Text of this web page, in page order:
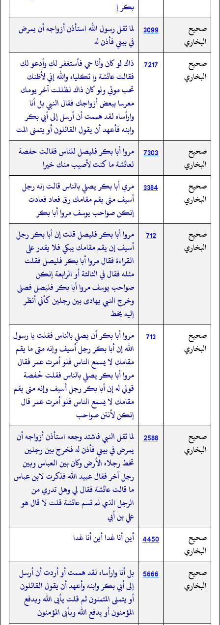
بكر إ
صحيح
البخاري
3099 لما ثقل رسول الله استأذن أزواجه أن يمرض
في بيتي فأذن له
صحيح
البخاري
7217
ذاك لو كان وأنا حي فأستغفر لك وأدعو لك
فقالت عائشة وا ثكلياه والله إني لأظنك
تحب موتي ولو كان ذاك لظللت آخر يومك
معرسا ببعض أزواجك فقال النبي بل أنا
وارأساه لقد هممت أن أرسل إلى أبي بكر
وابنه فأعهد أن يقول القائلون أو يتمنى المت
صحيح
البخاري
7303 مروا أبا بكر فليصل للناس فقالت حفصة
لعائشة ما كنت لأصيب منك خيرا
صحيح
البخاري
3384 مري أبا بكر يصلي بالناس قالت إنه رجل
أسيف متى يقم مقامك رق فعاد فعادت
إنكن صواحب يوسف مروا أبا بكر
صحيح
البخاري
712
مروا أبا بكر فليصل قلت إن أبا بكر رجل
أسيف إن يقم مقامك يبكي فلا يقدر على
القراءة فقال مروا أبا بكر فليصل فقلت
مثله فقال في الثالثة أو الرابعة إنكن
صواحب يوسف مروا أبا بكر فليصل فصلى
وخرج النبي يهادى بين رجلين كأني أنظر
إليه يخط
صحيح
البخاري
713
مروا أبا بكر أن يصلي بالناس فقلت يا رسول
الله إن أبا بكر رجل أسيف وإنه متى ما يقم
مقامك لا يسمع الناس فلو أمرت عمر فقال
مروا أبا بكر يصلي بالناس فقلت لحفصة
قولي له إن أبا بكر رجل أسيف وإنه متى يقم
مقامك لا يسمع الناس فلو أمرت عمر قال
إنكن لأنتن صواحب
صحيح
البخاري
2588 لما ثقل النبي فاشتد وجعه استأذن أزواجه أن
يمرض في بيتي فأذن له فخرج بين رجلين
تخط رجلاه الأرض وكان بين العباس وبين
رجل آخر فقال عبيد الله فذكرت لابن عباس
ما قالت عائشة فقال لي وهل تدري من
الرجل الذي لم تسم عائشة قلت لا قال هو
علي بن أبي
صحيح
البخاري
4450 أين أنا غدا أين أنا غدا
صحيح
البخاري
5666 بل أنا وارأساه لقد هممت أو أردت أن أرسل
إلى أبي بكر وابنه وأعهد أن يقول القائلون
أو يتمنى المتمنون ثم قلت يأبى الله ويدفع
المؤمنون أو يدفع الله ويأبى المؤمنون